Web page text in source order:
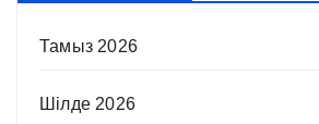
Тамыз 2026
Шілде 2026